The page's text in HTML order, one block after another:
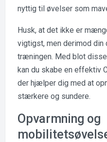
nyttig til øvelser som
Husk, at det ikke er
vigtigst, men derimod
træningen. Med blot
kan du skabe en effektiv
der hjælper dig med at
stærkere og sundere.
Opvarmning og